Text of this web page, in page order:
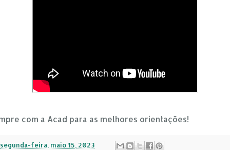
com a Acad para as melhores orientações!
segunda-feira, maio 15, 2023